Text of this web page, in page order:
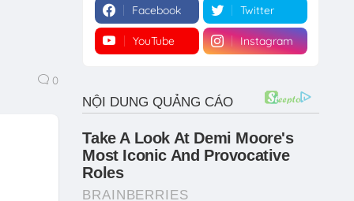
0
Facebook Twitter
YouTube Instagram